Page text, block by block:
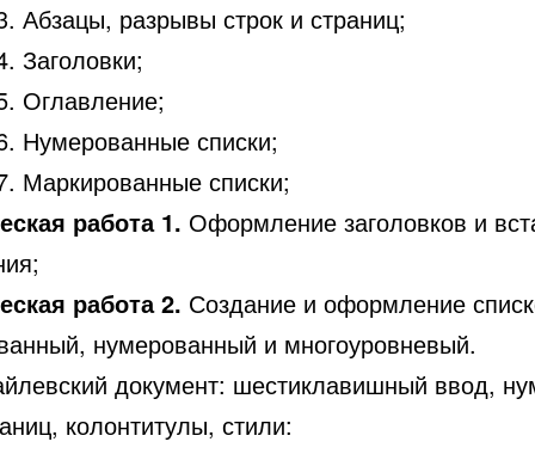
Абзацы, разрывы строк и страниц;
Заголовки;
Оглавление;
Нумерованные списки;
Маркированные списки;
работа 1. Оформление заголовков и
работа 2. Создание и оформление
нумерованный и многоуровневый.
документ: шестиклавишный ввод,
колонтитулы, стили: